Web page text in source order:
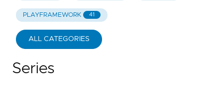
PLAYFRAMEWORK 41
ALL CATEGORIES
Series